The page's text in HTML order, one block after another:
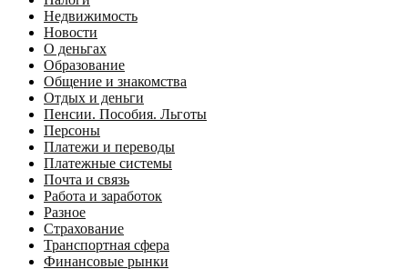
Недвижимость
Новости
О деньгах
Образование
Общение и знакомства
Отдых и деньги
Пенсии. Пособия. Льготы
Персоны
Платежи и переводы
Платежные системы
Почта и связь
Работа и заработок
Разное
Страхование
Транспортная сфера
Финансовые рынки